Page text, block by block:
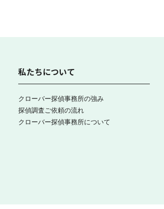
私たちについて
クローバー探偵事務所の強み
探偵調査ご依頼の流れ
クローバー探偵事務所について